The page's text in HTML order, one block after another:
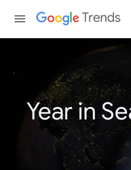
Trends
Year in